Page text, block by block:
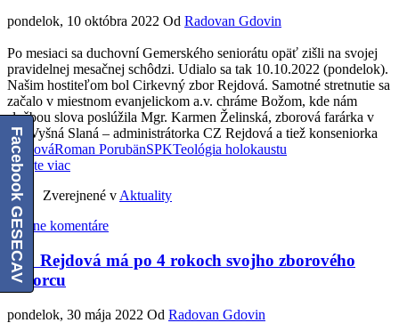
pondelok, 10 októbra 2022 Od Radovan Gdovin
Po mesiaci sa duchovní Gemerského seniorátu opäť zišli na svojej
pravidelnej mesačnej schôdzi. Udialo sa tak 10.10.2022 (pondelok).
Našim hostiteľom bol Cirkevný zbor Rejdová. Samotné stretnutie sa
začalo v miestnom evanjelickom a.v. chráme Božom, kde nám
službou slova poslúžila Mgr. Karmen Želinská, zborová farárka v
CZ Vyšná Slaná – administrátorka CZ Rejdová a tiež konseniorka
RejdováRoman PorubänSPKTeológia holokaustu
Čítajte viac
Zverejnené vAktuality
Žiadne komentáre
CZ Rejdová má po 4 rokoch svojho zborového
dozorcu
pondelok, 30 mája 2022 Od Radovan Gdovin
Facebook GESECAV